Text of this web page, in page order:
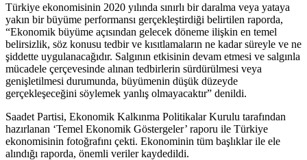
Türkiye ekonomisinin 2020 yılında sınırlı bir daralma veya yataya
yakın bir büyüme performansı gerçekleştirdiği belirtilen raporda,
“Ekonomik büyüme açısından gelecek döneme ilişkin en temel
belirsizlik, söz konusu tedbir ve kısıtlamaların ne kadar süreyle ve ne
şiddette uygulanacağıdır. Salgının etkisinin devam etmesi ve salgınla
mücadele çerçevesinde alınan tedbirlerin sürdürülmesi veya
genişletilmesi durumunda, büyümenin düşük düzeyde
gerçekleşeceğini söylemek yanlış olmayacaktır” denildi.
Saadet Partisi, Ekonomik Kalkınma Politikalar Kurulu tarafından
hazırlanan ‘Temel Ekonomik Göstergeler’ raporu ile Türkiye
ekonomisinin fotoğrafını çekti. Ekonominin tüm başlıklar ile ele
alındığı raporda, önemli veriler kaydedildi.